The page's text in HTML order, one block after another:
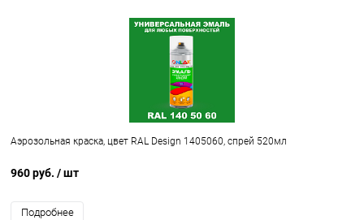
Аэрозольная краска, цвет RAL Design 1405060, спрей 520мл
960 руб. / шт
Подробнее